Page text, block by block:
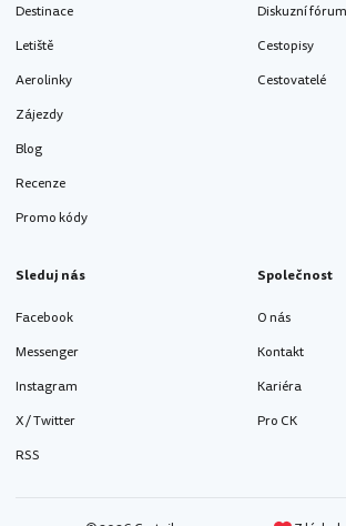
Destinace
Letiště
Aerolinky
Zájezdy
Blog
Recenze
Promo kódy
Diskuzní fórum
Cestopisy
Cestovatelé
Sleduj nás
Facebook
Messenger
Instagram
X / Twitter
RSS
Společnost
O nás
Kontakt
Kariéra
Pro CK